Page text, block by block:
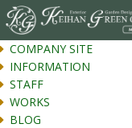
COMPANY SITE
INFORMATION
STAFF
WORKS
BLOG